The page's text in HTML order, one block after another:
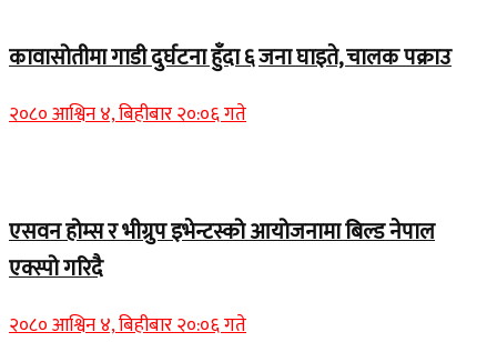
कावासोतीमा गाडी दुर्घटना हुँदा ६ जना घाइते, चालक पक्राउ
२०८० आश्विन ४, बिहीबार २०:०६ गते
एसवन होम्स र भीग्रुप इभेन्टस्को आयोजनामा बिल्ड नेपाल
एक्स्पो गरिदै
२०८० आश्विन ४, बिहीबार २०:०६ गते